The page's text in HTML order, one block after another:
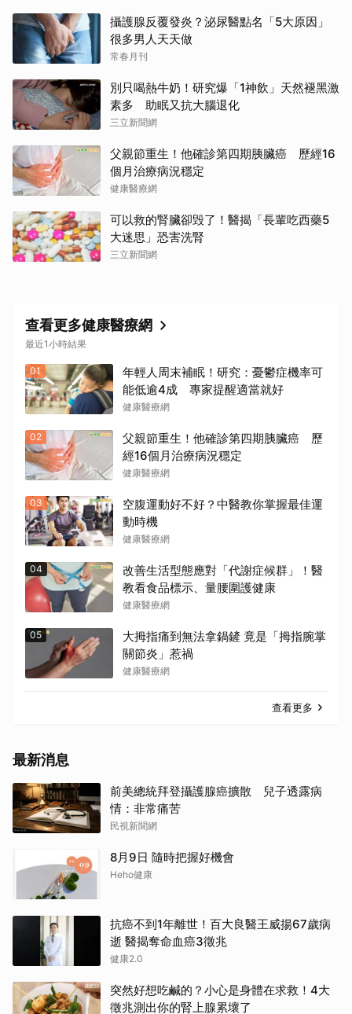
攝護腺反覆發炎？泌尿醫點名「5大原因」
很多男人天天做
常春月刊
別只喝熱牛奶！研究爆「1神飲」天然褪黑激
素多 助眠又抗大腦退化
三立新聞網
父親節重生！他確診第四期胰臟癌 歷經16
個月治療病況穩定
健康醫療網
可以救的腎臟卻毁了！醫揭「長輩吃西藥5
大迷思」恐害洗腎
三立新聞網
查看更多健康醫療網
最近1小時結果
01
年輕人周末補眠！研究：憂鬱症機率可
能低逾4成 專家提醒適當就好
健康醫療網
02
父親節重生！他確診第四期胰臟癌 歷
經16個月治療病況穩定
健康醫療網
03
空腹運動好不好？中醫教你掌握最佳運
動時機
健康醫療網
04
改善生活型態應對「代謝症候群」！醫
教看食品標示、量腰圍護健康
健康醫療網
05
大拇指痛到無法拿鍋鏟 竟是「拇指腕掌
關節炎」惹禍
健康醫療網
查看更多
最新消息
前美總統拜登攝護腺癌擴散 兒子透露病
情：非常痛苦
民視新聞網
8月9日 隨時把握好機會
Heho健康
抗癌不到1年離世！百大良醫王威揚67歲病
逝 醫揭奪命血癌3徵兆
健康2.0
突然好想吃鹹的？小心是身體在求救！4大
徵兆測出你的腎上腺累壞了